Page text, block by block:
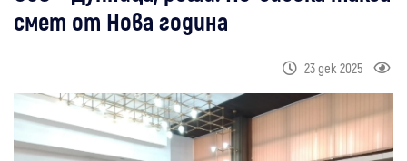
смет от Нова година
23 дек 2025